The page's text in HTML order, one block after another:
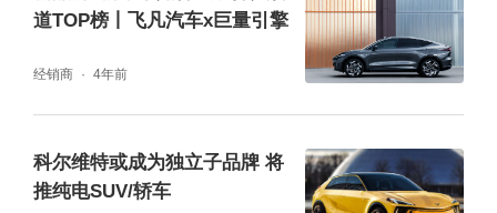
道TOP榜丨飞凡汽车x巨量引擎
经销商 4年前
科尔维特或成为独立子品牌 将
推纯电SUV/轿车